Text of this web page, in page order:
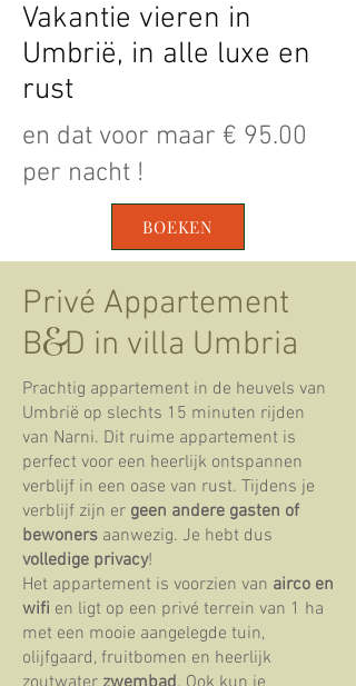
Vakantie vieren in
Umbrië, in alle luxe en
rust
en dat voor maar € 95.00
per nacht !
BOEKEN
Privé Appartement
B&D in villa Umbria
Prachtig appartement in de heuvels van
Umbrië op slechts 15 minuten rijden
van Narni. Dit ruime appartement is
perfect voor een heerlijk ontspannen
verblijf in een oase van rust. Tijdens je
verblijf zijn er geen andere gasten of
bewoners aanwezig. Je hebt dus
volledige privacy!
Het appartement is voorzien van airco en
wifi en ligt op een privé terrein van 1 ha
met een mooie aangelegde tuin,
olijfgaard, fruitbomen en heerlijk